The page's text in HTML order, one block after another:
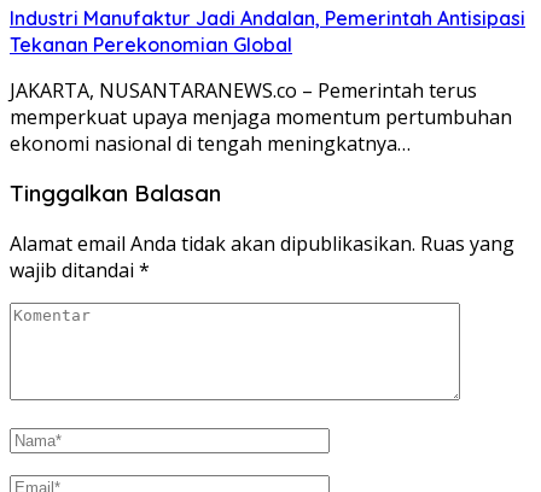
Industri Manufaktur Jadi Andalan, Pemerintah Antisipasi
Tekanan Perekonomian Global
JAKARTA, NUSANTARANEWS.co – Pemerintah terus
memperkuat upaya menjaga momentum pertumbuhan
ekonomi nasional di tengah meningkatnya…
Tinggalkan Balasan
Alamat email Anda tidak akan dipublikasikan. Ruas yang
wajib ditandai *